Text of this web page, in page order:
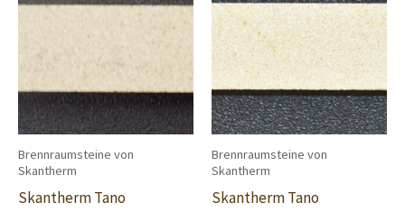
Brennraumsteine von
Skantherm
Skantherm Tano
Brennraumsteine von
Skantherm
Skantherm Tano